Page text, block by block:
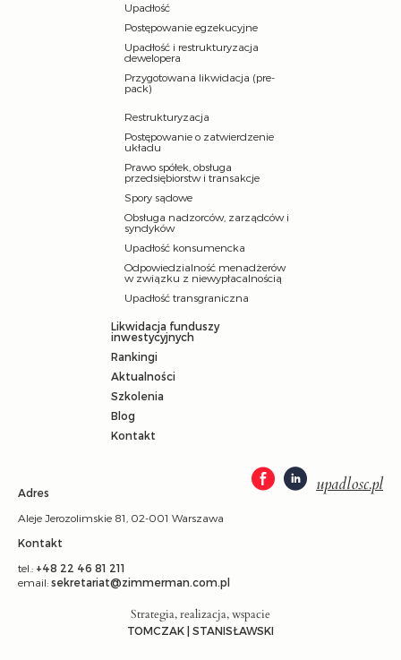
Upadłość
Postępowanie egzekucyjne
Upadłość i restrukturyzacja
dewelopera
Przygotowana likwidacja (pre-
pack)
Restrukturyzacja
Postępowanie o zatwierdzenie
układu
Prawo spółek, obsługa
przedsiębiorstw i transakcje
Spory sądowe
Obsługa nadzorców, zarządców i
syndyków
Upadłość konsumencka
Odpowiedzialność menadżerów
w związku z niewypłacalnością
Upadłość transgraniczna
Likwidacja funduszy
inwestycyjnych
Rankingi
Aktualności
Szkolenia
Blog
Kontakt
upadlosc.pl
Adres
Aleje Jerozolimskie 81, 02-001 Warszawa
Kontakt
tel.: +48 22 46 81 211
email: sekretariat@zimmerman.com.pl
Strategia, realizacja, wspacie
TOMCZAK | STANISŁAWSKI